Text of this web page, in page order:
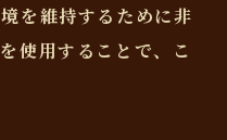
を維持するために非
使用することで、こ